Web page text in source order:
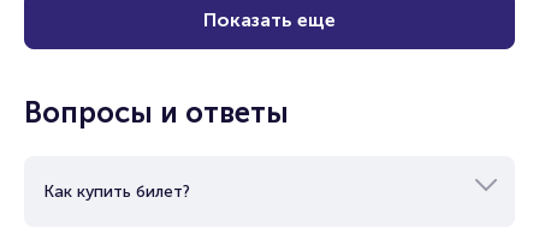
Показать еще
Вопросы и ответы
Как купить билет?